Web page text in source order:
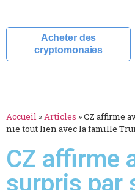
Acheter des
cryptomonaies
Accueil »Articles »CZ affirme
nie tout lien avec la famille
CZ affirme
surpris par